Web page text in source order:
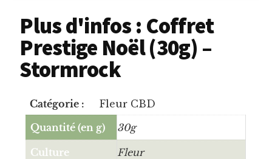
Plus d'infos : Coffret
Prestige Noël (30g) –
Stormrock
Catégorie :
Fleur CBD
Quantité (en g)
30g
Culture Fleur